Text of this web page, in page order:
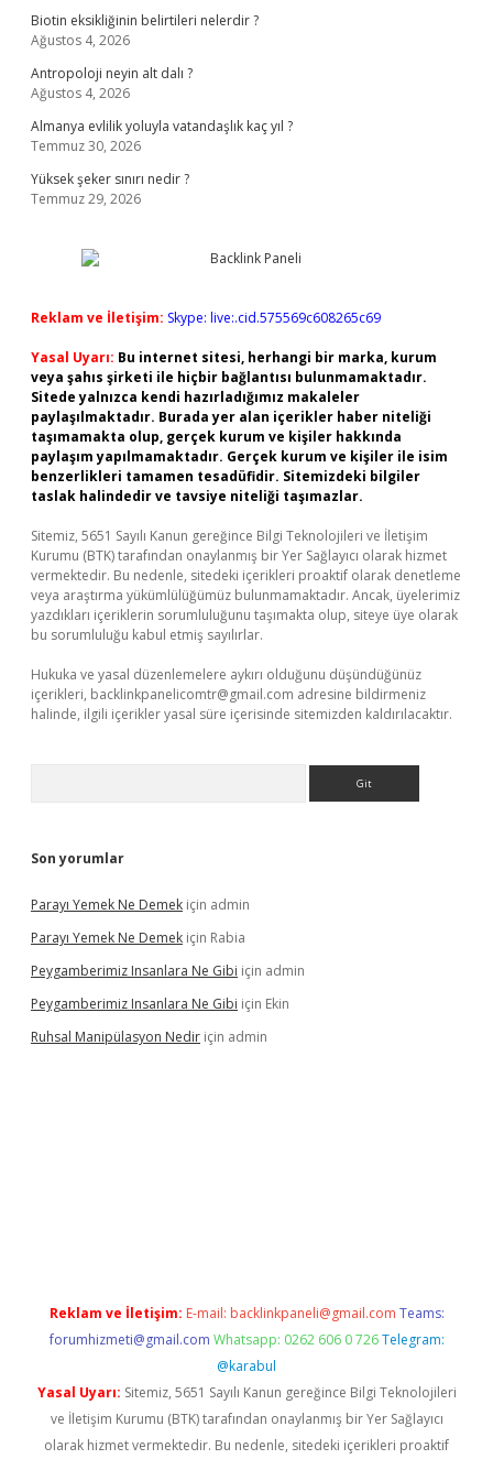
Biotin eksikliğinin belirtileri nelerdir ?
Ağustos 4, 2026
Antropoloji neyin alt dalı ?
Ağustos 4, 2026
Almanya evlilik yoluyla vatandaşlık kaç yıl ?
Temmuz 30, 2026
Yüksek şeker sınırı nedir ?
Temmuz 29, 2026
Reklam ve İletişim: Skype: live:.cid.575569c608265c69
Yasal Uyarı: Bu internet sitesi, herhangi bir marka, kurum
veya şahıs şirketi ile hiçbir bağlantısı bulunmamaktadır.
Sitede yalnızca kendi hazırladığımız makaleler
paylaşılmaktadır. Burada yer alan içerikler haber niteliği
taşımamakta olup, gerçek kurum ve kişiler hakkında
paylaşım yapılmamaktadır. Gerçek kurum ve kişiler ile isim
benzerlikleri tamamen tesadüfidir. Sitemizdeki bilgiler
taslak halindedir ve tavsiye niteliği taşımazlar.
Sitemiz, 5651 Sayılı Kanun gereğince Bilgi Teknolojileri ve İletişim
Kurumu (BTK) tarafından onaylanmış bir Yer Sağlayıcı olarak hizmet
vermektedir. Bu nedenle, sitedeki içerikleri proaktif olarak denetleme
veya araştırma yükümlülüğümüz bulunmamaktadır. Ancak, üyelerimiz
yazdıkları içeriklerin sorumluluğunu taşımakta olup, siteye üye olarak
bu sorumluluğu kabul etmiş sayılırlar.
Hukuka ve yasal düzenlemelere aykırı olduğunu düşündüğünüz
içerikleri, backlinkpanelicomtr@gmail.com adresine bildirmeniz
halinde, ilgili içerikler yasal süre içerisinde sitemizden kaldırılacaktır.
Son yorumlar
Parayı Yemek Ne Demek için admin
Parayı Yemek Ne Demek için Rabia
Peygamberimiz Insanlara Ne Gibi için admin
Peygamberimiz Insanlara Ne Gibi için Ekin
Ruhsal Manipülasyon Nedir için admin
Reklam ve İletişim: E-mail: backlinkpaneli@gmail.com Teams:
forumhizmeti@gmail.com Whatsapp: 0262 606 0 726 Telegram:
@karabul
Yasal Uyarı: Sitemiz, 5651 Sayılı Kanun gereğince Bilgi Teknolojileri
ve İletişim Kurumu (BTK) tarafından onaylanmış bir Yer Sağlayıcı
olarak hizmet vermektedir. Bu nedenle, sitedeki içerikleri proaktif